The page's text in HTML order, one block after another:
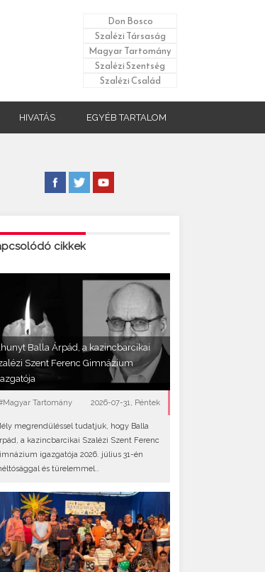
Don Bosco
Szalézi Társaság
Magyar Tartomány
Szalézi Szentség
Szalézi Család
HIVATÁS EGYÉB TARTALOM
cikkek
Balla Árpád, a kazincbarcikai
Szent Ferenc Gimnázium
Tartomány 2026-07-31, Péntek
megrendüléssel tudatjuk, hogy Balla
a kazincbarcikai Szalézi Szent Ferenc
igazgatója 2026. július 31-én
és türelemmel..